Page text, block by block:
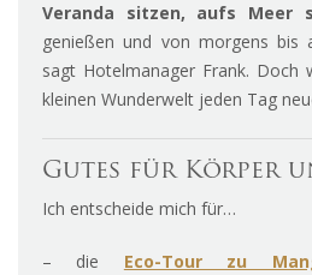
Veranda sitzen, aufs Meer
genießen und von morgens bis
sagt Hotelmanager Frank. Doch
kleinen Wunderwelt jeden Tag
Gutes für Körper
Ich entscheide mich für…
– die Eco-Tour zu